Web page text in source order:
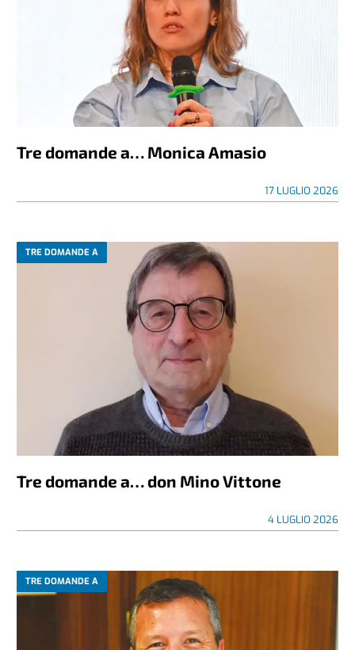
Tre domande a… Monica Amasio
17 LUGLIO 2026
TRE DOMANDE A
Tre domande a… don Mino Vittone
4 LUGLIO 2026
TRE DOMANDE A